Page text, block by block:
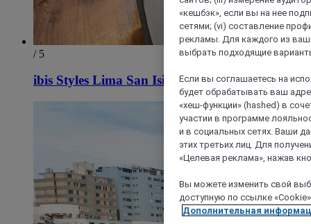
/ 5
ibis Styles Lima San Isidro
«кешбэк», если вы на нее
сетями; (vi) составление
рекламы. Для каждого из
выбрать подходящие
Если вы соглашаетесь на
будет обрабатывать ваш
«хеш-функции» (hashed) в
участии в программе
и в социальных сетях. Ваши
этих третьих лиц. Для
«Целевая реклама», нажав
Вы можете изменить свой
доступную по ссылке
Дополнительная